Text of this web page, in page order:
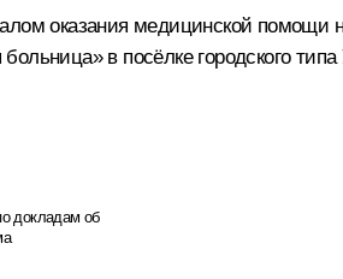
оказания медицинской
в посёлке городского
докладам об